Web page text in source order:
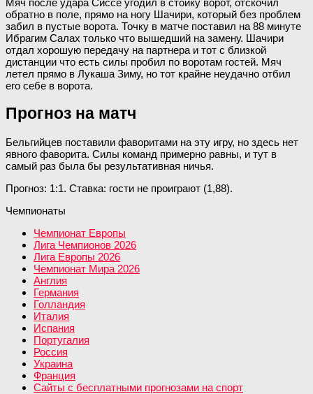
Мяч после удара Сиссе угодил в стойку ворот, отскочил
обратно в поле, прямо на ногу Шачири, который без проблем
забил в пустые ворота. Точку в матче поставил на 88 минуте
Ибрагим Салах только что вышедший на замену. Шачири
отдал хорошую передачу на партнера и тот с близкой
дистанции что есть силы пробил по воротам гостей. Мяч
летел прямо в Лукаша Зиму, но тот крайне неудачно отбил
его себе в ворота.
Прогноз на матч
Бельгийцев поставили фаворитами на эту игру, но здесь нет
явного фаворита. Силы команд примерно равны, и тут в
самый раз была бы результативная ничья.
Прогноз: 1:1. Ставка: гости не проиграют (1,88).
Чемпионаты
Чемпионат Европы
Лига Чемпионов 2026
Лига Европы 2026
Чемпионат Мира 2026
Англия
Германия
Голландия
Италия
Испания
Португалия
Россия
Украина
Франция
Сайты с бесплатными прогнозами на спорт